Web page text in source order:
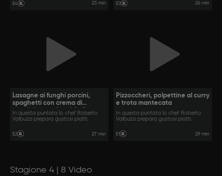
E4 23 min E3 26 min
Lasagne ai funghi porcini,
spaghetti con crema di
parmigiano e tiramisù di
Eleonora
In questa puntata lo chef Roberto
Valbuzzi prepara gustosi piatti.
E2 27 min
Pizzoccheri, polpettine al curry
e trota mantecata
In questa puntata lo chef Roberto
Valbuzzi prepara gustosi piatti.
E1 29 min
Stagione 4 | 8 Video